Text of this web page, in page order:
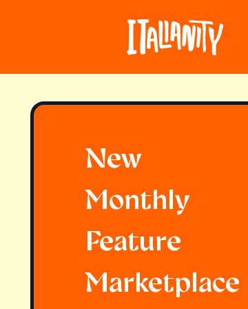
New
Monthly
Feature
Marketplace